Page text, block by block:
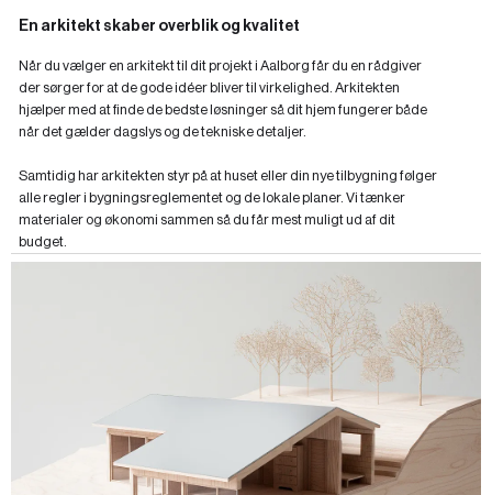
En arkitekt skaber overblik og kvalitet
Når du vælger en arkitekt til dit projekt i Aalborg får du en rådgiver
der sørger for at de gode idéer bliver til virkelighed. Arkitekten
hjælper med at finde de bedste løsninger så dit hjem fungerer både
når det gælder dagslys og de tekniske detaljer.
Samtidig har arkitekten styr på at huset eller din nye tilbygning følger
alle regler i bygningsreglementet og de lokale planer. Vi tænker
materialer og økonomi sammen så du får mest muligt ud af dit
budget.